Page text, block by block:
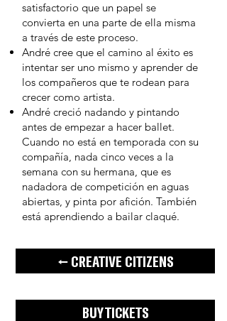
satisfactorio que un papel se
convierta en una parte de ella misma
a través de este proceso.
André cree que el camino al éxito es
intentar ser uno mismo y aprender de
los compañeros que te rodean para
crecer como artista.
André creció nadando y pintando
antes de empezar a hacer ballet.
Cuando no está en temporada con su
compañía, nada cinco veces a la
semana con su hermana, que es
nadadora de competición en aguas
abiertas, y pinta por afición. También
está aprendiendo a bailar claqué.
← CREATIVE CITIZENS
BUY TICKETS